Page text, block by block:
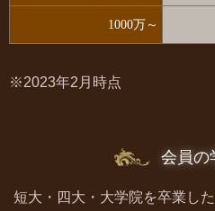
1000万～
※2023年2月時点
会員の
短大・四大・大学院を卒業し